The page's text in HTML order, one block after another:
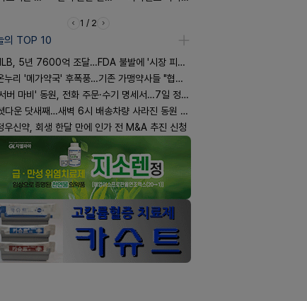
1 / 2
의 TOP 10
5년 7600억 조달…FDA 불발에 '시장 피로감'
누리 '메가약국' 후폭풍…기존 가맹약사들 "협의체 만들자"
버 마비' 동원, 전화 주문·수기 명세서…7일 정상화 되나
다운 닷새째…새벽 6시 배송차량 사라진 동원 물류센터
우신약, 회생 한달 만에 인가 전 M&A 추진 신청